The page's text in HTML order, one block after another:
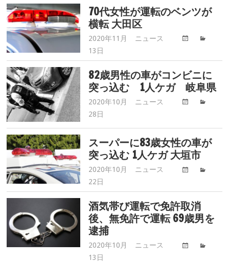
故.com
ラ
イ
70代女性が運転のベンツが
横転 大田区
2020年11月
13日
高
ド
ラ
イ
バ
故.com
ニュース
82歳男性の車がコンビニに
突っ込む 1人ケガ 岐阜県
2020年10月
28日
高
ド
ラ
イ
故.com
ニュース
スーパーに83歳女性の車が
突っ込む 1人ケガ 大垣市
2020年10月
22日
高
ド
ラ
イ
ー
ニュース
酒気帯び運転で免許取消
後、無免許で運転 69歳男を
逮捕
2020年10月
13日
高
ニュース